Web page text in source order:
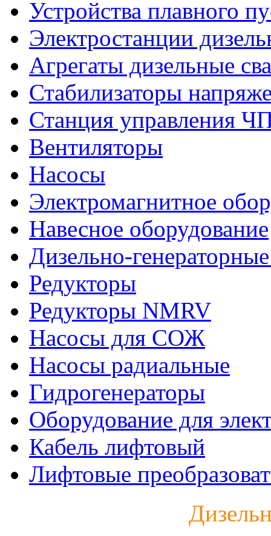
Устройства плавного
Электростанции
Агрегаты дизельные
Стабилизаторы
Станция управления
Вентиляторы
Насосы
Электромагнитное
Навесное оборудование
Дизельно-
Редукторы
Редукторы NMRV
Насосы для СОЖ
Насосы радиальные
Гидрогенераторы
Оборудование для
Кабель лифтовый
Лифтовые